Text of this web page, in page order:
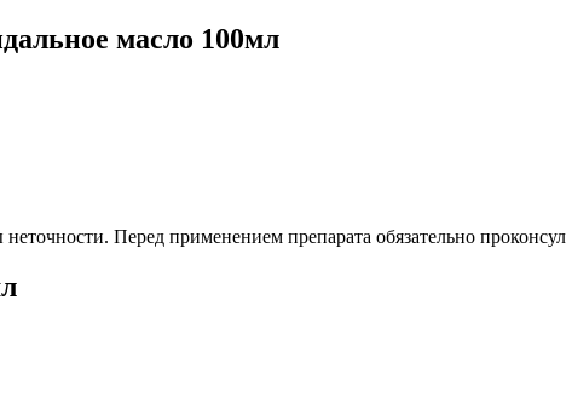
масло 100мл
Перед применением препарата обязательно